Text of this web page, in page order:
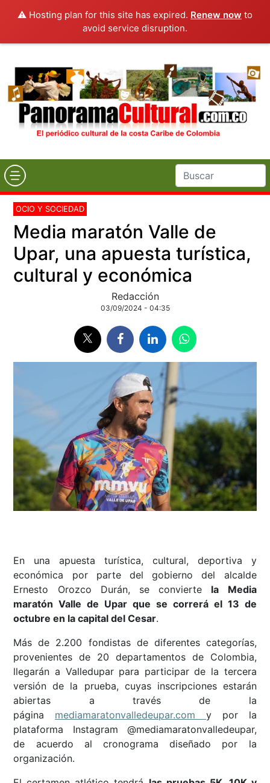
⚠️ Hosting plan for this site has expired. Renew now to
avoid service disruption.
OCIO Y SOCIEDAD
Media maratón Valle de
Upar, una apuesta turística,
cultural y económica
Redacción
03/09/2024 - 04:35
En una apuesta turística, cultural, deportiva y
económica por parte del gobierno del alcalde
Ernesto Orozco Durán, se convierte la Media
maratón Valle de Upar que se correrá el 13 de
octubre en la capital del Cesar.
Más de 2.200 fondistas de diferentes categorías,
provenientes de 20 departamentos de Colombia,
llegarán a Valledupar para participar de la tercera
versión de la prueba, cuyas inscripciones estarán
abiertas a través de la
página mediamaratonvalledeupar.com y por la
plataforma Instagram @mediamaratonvalledeupar,
de acuerdo al cronograma diseñado por la
organización.